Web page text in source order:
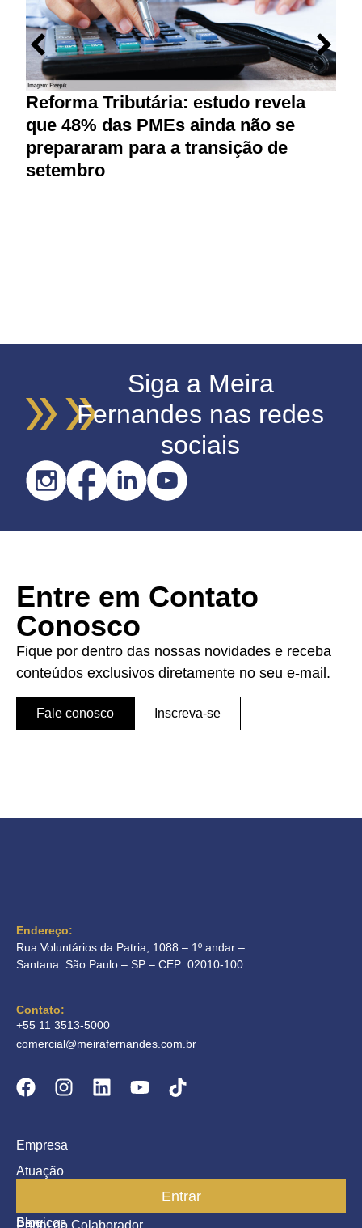
Reforma Tributária: estudo revela
que 48% das PMEs ainda não se
prepararam para a transição de
setembro
Siga a Meira
Fernandes nas redes
sociais
Entre em Contato
Conosco
Fique por dentro das nossas novidades e receba
conteúdos exclusivos diretamente no seu e-mail.
Fale conosco Inscreva-se
Endereço:
Rua Voluntários da Patria, 1088 – 1º andar –
Santana São Paulo – SP – CEP: 02010-100
Contato:
+55 11 3513-5000
comercial@meirafernandes.com.br
Empresa
Atuação
Blog
Portal do Colaborador
Entrar
Serviços